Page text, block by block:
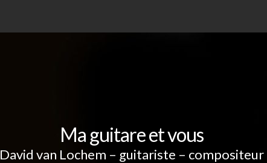
Ma guitare et vous
David van Lochem – guitariste – compositeur